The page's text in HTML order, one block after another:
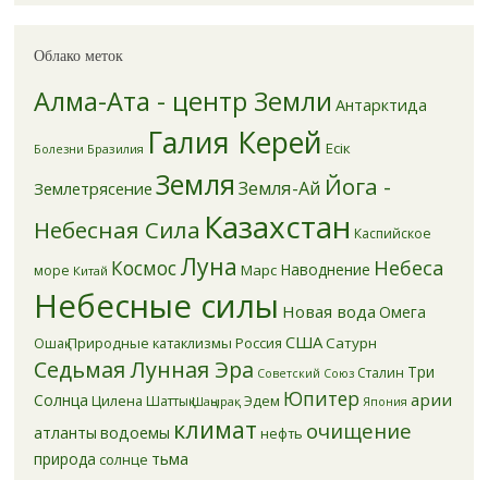
Облако меток
Алма-Ата - центр Земли Антарктида
Болезни Бразилия Галия Керей Есік
Землетрясение Земля Земля-Ай Йога -
Небесная Сила Казахстан Каспийское
море Китай КосмосЛуна Марс Наводнение Небеса
Небесные силы Новая вода Омега
Ошақ Природные катаклизмы Россия СШАСатурн
Седьмая Лунная Эра Советский Союз Сталин Три
Солнца Цилена Шаттық Шаңырақ Эдем Юпитер Япония арии
атланты водоемы климат нефть очищение
природа солнце тьма